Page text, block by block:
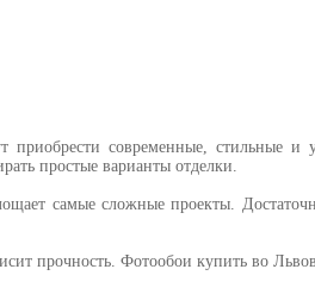
современные, стильные
простые варианты отделки.
самые сложные проекты.
прочность. Фотообои купить во